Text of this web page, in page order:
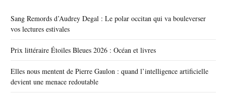
Sang Remords d’Audrey Degal : Le polar occitan qui va bouleverser
vos lectures estivales
Prix littéraire Étoiles Bleues 2026 : Océan et livres
Elles nous mentent de Pierre Gaulon : quand l’intelligence artificielle
devient une menace redoutable